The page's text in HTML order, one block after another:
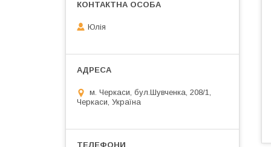
Юлія
м. Черкаси, бул.Шувченка, 208/1,
Черкаси, Україна